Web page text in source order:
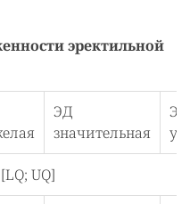
эректильной
ЭД
значительная
ЭД
UQ]